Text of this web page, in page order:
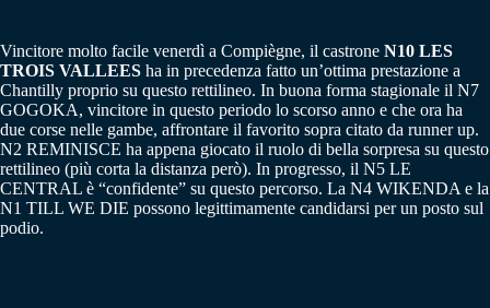
Vincitore molto facile venerdì a Compiègne, il castrone N10 LES
TROIS VALLEES ha in precedenza fatto un’ottima prestazione a
Chantilly proprio su questo rettilineo. In buona forma stagionale il N7
GOGOKA, vincitore in questo periodo lo scorso anno e che ora ha
due corse nelle gambe, affrontare il favorito sopra citato da runner up.
N2 REMINISCE ha appena giocato il ruolo di bella sorpresa su questo
rettilineo (più corta la distanza però). In progresso, il N5 LE
CENTRAL è “confidente” su questo percorso. La N4 WIKENDA e la
N1 TILL WE DIE possono legittimamente candidarsi per un posto sul
podio.